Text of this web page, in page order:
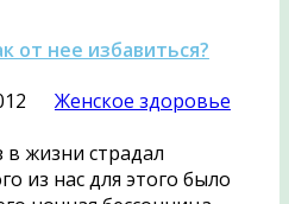
от нее избавиться?
Женское здоровье
в жизни страдал
из нас для этого было